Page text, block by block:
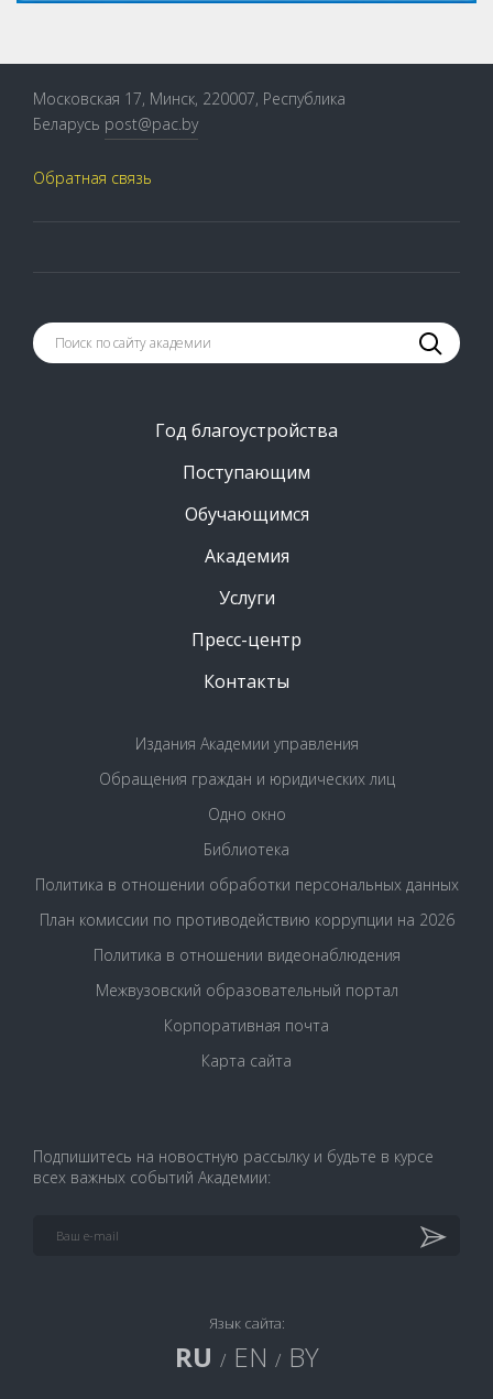
Московская 17, Минск, 220007, Республика
Беларусь post@pac.by
Обратная связь
Год благоустройства
Поступающим
Обучающимся
Академия
Услуги
Пресс-центр
Контакты
Издания Академии управления
Обращения граждан и юридических лиц
Одно окно
Библиотека
Политика в отношении обработки персональных данных
План комиссии по противодействию коррупции на 2026
Политика в отношении видеонаблюдения
Межвузовский образовательный портал
Корпоративная почта
Карта сайта
Подпишитесь на новостную рассылку и будьте в курсе
всех важных событий Академии:
Язык сайта:
RU / EN / BY